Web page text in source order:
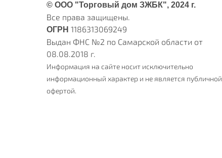
© ООО "Торговый дом ЗЖБК", 2024 г.
Все права защищены.
ОГРН 1186313069249
Выдан ФНС №2 по Самарской области от
08.08.2018 г.
Информация на сайте носит исключительно
информационный характер и не является публичной
офертой.